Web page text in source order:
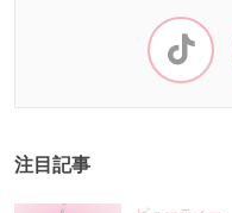
注目記事